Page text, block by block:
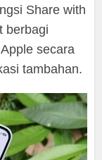
Share with
berbagi
secara
tambahan.